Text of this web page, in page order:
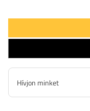
Hívjon minket